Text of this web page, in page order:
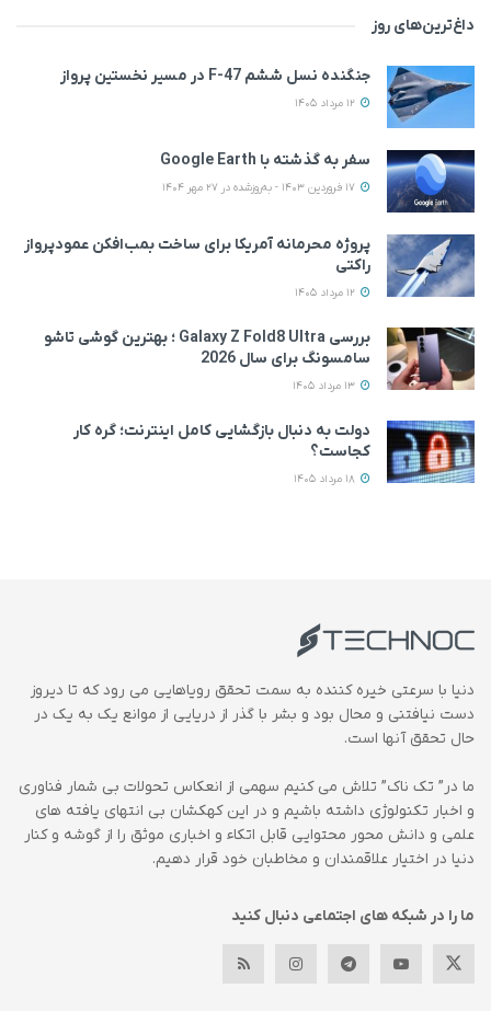
داغ‌ترین‌های روز
جنگنده نسل ششم F-47 در مسیر نخستین پرواز
سفر به گذشته با Google Earth
پروژه محرمانه آمریکا برای ساخت بمب‌افکن عمودپرواز
راکتی
بررسی Galaxy Z Fold8 Ultra ؛ بهترین گوشی تاشو
سامسونگ برای سال 2026
دولت به دنبال بازگشایی کامل اینترنت؛ گره کار
کجاست؟
دنیا با سرعتی خیره کننده به سمت تحقق رویاهایی می رود که تا دیروز
دست نیافتنی و محال بود و بشر با گذر از دریایی از موانع یک به یک در
حال تحقق آنها است.
ما در” تک ناک” تلاش می کنیم سهمی از انعکاس تحولات بی شمار فناوری
و اخبار تکنولوژی داشته باشیم و در این کهکشان بی انتهای یافته های
علمی و دانش محور محتوایی قابل اتکاء و اخباری موثق را از گوشه و کنار
دنیا در اختیار علاقمندان و مخاطبان خود قرار دهیم.
ما را در شبکه های اجتماعی دنبال کنید